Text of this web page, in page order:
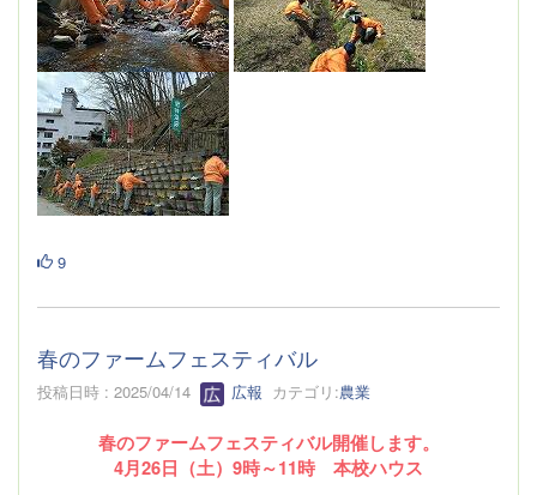
9
春のファームフェスティバル
投稿日時 : 2025/04/14 広報 カテゴリ:農業
春のファームフェスティバル開催します。
4月26日（土）9時～11時 本校ハウス